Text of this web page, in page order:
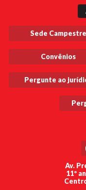
Sede Campestre
Convênios
Pergunte ao
Av.
11º